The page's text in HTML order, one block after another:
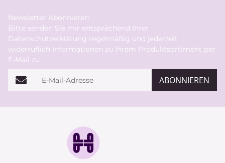
Newsletter Abonnieren
Bitte senden Sie mir entsprechend Ihrer
Datenschutzerklärung regelmäßig und jederzeit
widerruflich Informationen zu Ihrem Produktsortiment per
E-Mail zu.
E-Mail-Adresse ABONNIEREN